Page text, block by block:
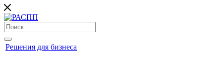
Решения для бизнеса